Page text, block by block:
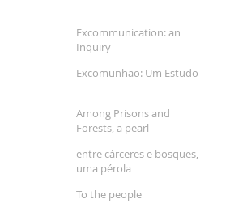
Excommunication: an
Inquiry
Excomunhão: Um Estudo
Among Prisons and
Forests, a pearl
entre cárceres e bosques,
uma pérola
To the people